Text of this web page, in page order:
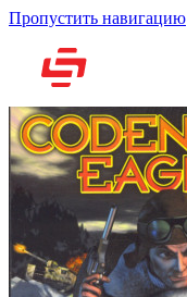
Пропустить навигацию